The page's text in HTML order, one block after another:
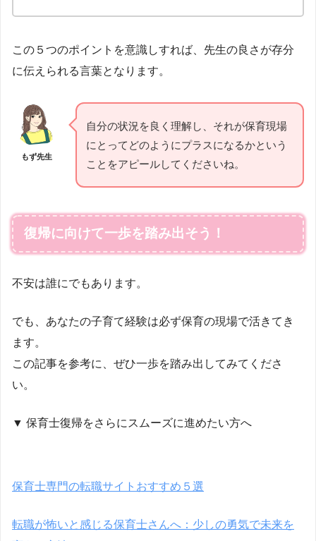
この５つのポイントを意識しすれば、先生の良さが存分
に伝えられる言葉となります。
もず先生
自分の状況を良く理解し、それが保育現場
にとってどのようにプラスになるかという
ことをアピールしてくださいね。
復帰に向けて一歩を踏み出そう！
不安は誰にでもあります。
でも、あなたの子育て経験は必ず保育の現場で活きてき
ます。
この記事を参考に、ぜひ一歩を踏み出してみてくださ
い。
▼ 保育士復帰をさらにスムーズに進めたい方へ
保育士専門の転職サイトおすすめ５選
転職が怖いと感じる保育士さんへ：少しの勇気で未来を